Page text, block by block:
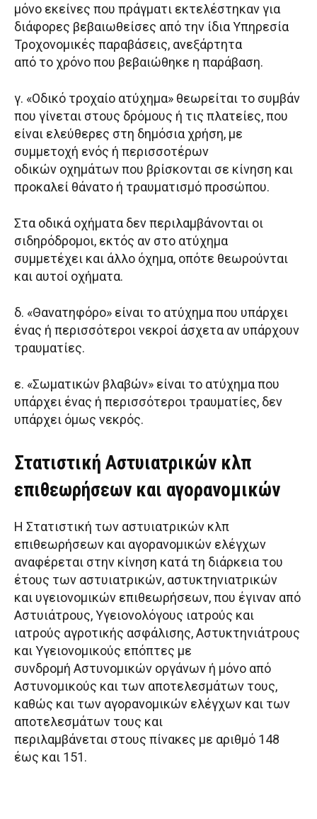
μόνο εκείνες που πράγματι εκτελέστηκαν για
διάφορες βεβαιωθείσες από την ίδια Υπηρεσία
Τροχονομικές παραβάσεις, ανεξάρτητα
από το χρόνο που βεβαιώθηκε η παράβαση.
γ. «Οδικό τροχαίο ατύχημα» θεωρείται το συμβάν
που γίνεται στους δρόμους ή τις πλατείες, που
είναι ελεύθερες στη δημόσια χρήση, με
συμμετοχή ενός ή περισσοτέρων
οδικών οχημάτων που βρίσκονται σε κίνηση και
προκαλεί θάνατο ή τραυματισμό προσώπου.
Στα οδικά οχήματα δεν περιλαμβάνονται οι
σιδηρόδρομοι, εκτός αν στο ατύχημα
συμμετέχει και άλλο όχημα, οπότε θεωρούνται
και αυτοί οχήματα.
δ. «Θανατηφόρο» είναι το ατύχημα που υπάρχει
ένας ή περισσότεροι νεκροί άσχετα αν υπάρχουν
τραυματίες.
ε. «Σωματικών βλαβών» είναι το ατύχημα που
υπάρχει ένας ή περισσότεροι τραυματίες, δεν
υπάρχει όμως νεκρός.
Στατιστική Αστυιατρικών κλπ
επιθεωρήσεων και αγορανομικών
Η Στατιστική των αστυιατρικών κλπ
επιθεωρήσεων και αγορανομικών ελέγχων
αναφέρεται στην κίνηση κατά τη διάρκεια του
έτους των αστυιατρικών, αστυκτηνιατρικών
και υγειονομικών επιθεωρήσεων, που έγιναν από
Αστυιάτρους, Υγειονολόγους ιατρούς και
ιατρούς αγροτικής ασφάλισης, Αστυκτηνιάτρους
και Υγειονομικούς επόπτες με
συνδρομή Αστυνομικών οργάνων ή μόνο από
Αστυνομικούς και των αποτελεσμάτων τους,
καθώς και των αγορανομικών ελέγχων και των
αποτελεσμάτων τους και
περιλαμβάνεται στους πίνακες με αριθμό 148
έως και 151.